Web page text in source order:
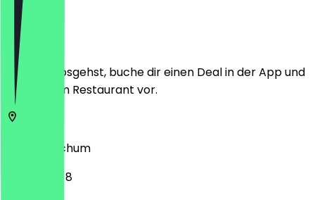
Ort
Bevor du losgehst, buche dir einen Deal in der App und
zeige ihn im Restaurant vor.
Bochum
Oststraße 8